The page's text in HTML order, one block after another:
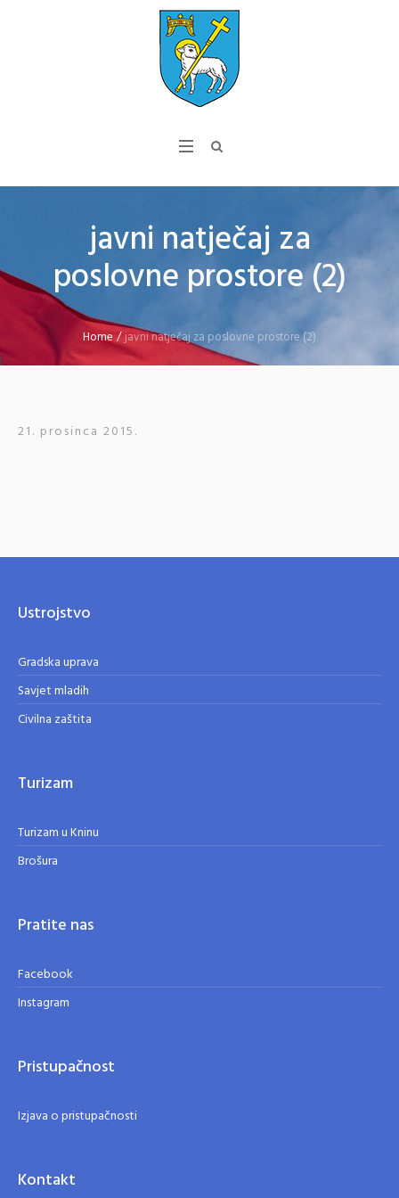
javni natječaj za
poslovne prostore (2)
Home /javni natječaj za poslovne prostore (2)
21. prosinca 2015.
Ustrojstvo
Gradska uprava
Savjet mladih
Civilna zaštita
Turizam
Turizam u Kninu
Brošura
Pratite nas
Facebook
Instagram
Pristupačnost
Izjava o pristupačnosti
Kontakt